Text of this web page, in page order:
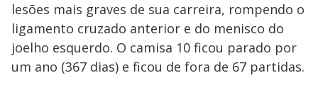
lesões mais graves de sua carreira, rompendo o
ligamento cruzado anterior e do menisco do
joelho esquerdo. O camisa 10 ficou parado por
um ano (367 dias) e ficou de fora de 67 partidas.